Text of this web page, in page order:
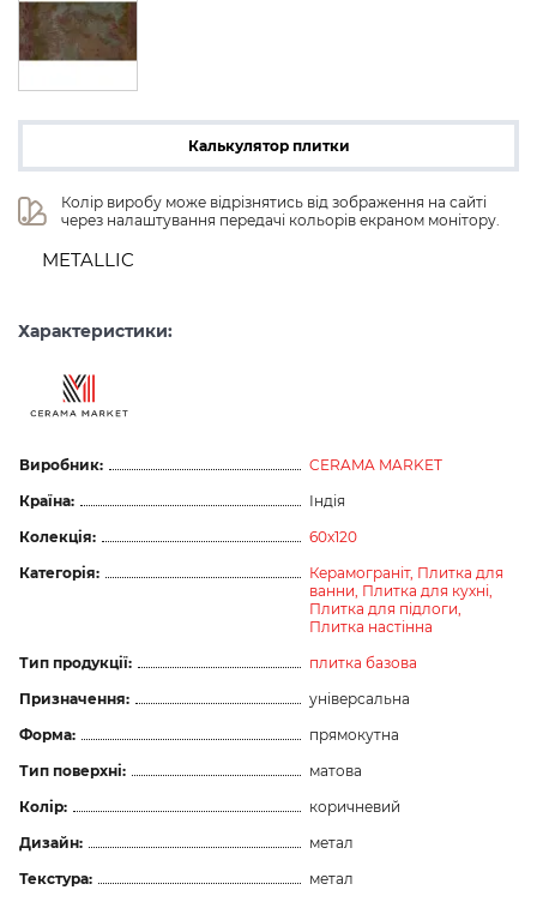
Калькулятор плитки
Колір виробу може відрізнятись від зображення на сайті
через налаштування передачі кольорів екраном монітору.
METALLIC
Характеристики:
Виробник:
CERAMA MARKET
Країна:
Індія
Колекція:
60x120
Категорія:
Керамограніт, Плитка для
ванни, Плитка для кухні,
Плитка для підлоги,
Плитка настінна
Тип продукції:
плитка базова
Призначення:
універсальна
Форма:
прямокутна
Тип поверхні:
матова
Колір:
коричневий
Дизайн:
метал
Текстура:
метал